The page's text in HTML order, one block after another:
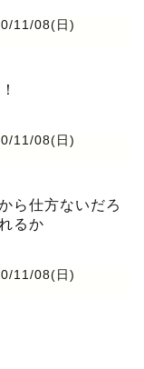
11/08(日)
11/08(日)
ら仕方ないだろ
るか
11/08(日)